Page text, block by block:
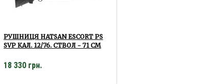
РУШНИЦЯ HATSAN ESCORT PS
SVP КАЛ. 12/76. СТВОЛ - 71 СМ
18 330 грн.